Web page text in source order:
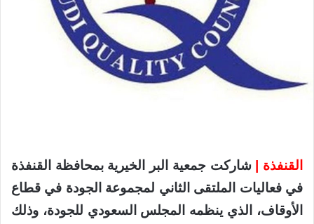
القنفذة |شاركت جمعية البر الخيرية بمحافظة القنفذة
في فعاليات الملتقى الثاني لمجموعة الجودة في قطاع
الأوقاف، الذي ينظمه المجلس السعودي للجودة، وذلك